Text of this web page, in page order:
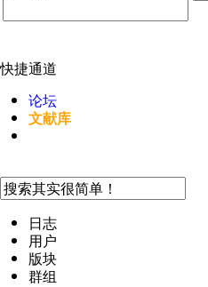
快捷通道
论坛
文献库
日志
用户
版块
群组